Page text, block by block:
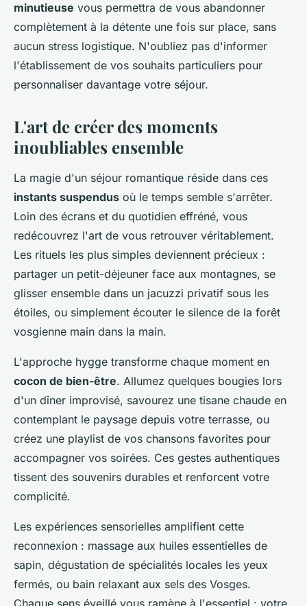
minutieuse vous permettra de vous abandonner
complètement à la détente une fois sur place, sans
aucun stress logistique. N'oubliez pas d'informer
l'établissement de vos souhaits particuliers pour
personnaliser davantage votre séjour.
L'art de créer des moments
inoubliables ensemble
La magie d'un séjour romantique réside dans ces
instants suspendus où le temps semble s'arrêter.
Loin des écrans et du quotidien effréné, vous
redécouvrez l'art de vous retrouver véritablement.
Les rituels les plus simples deviennent précieux :
partager un petit-déjeuner face aux montagnes, se
glisser ensemble dans un jacuzzi privatif sous les
étoiles, ou simplement écouter le silence de la forêt
vosgienne main dans la main.
L'approche hygge transforme chaque moment en
cocon de bien-être. Allumez quelques bougies lors
d'un dîner improvisé, savourez une tisane chaude en
contemplant le paysage depuis votre terrasse, ou
créez une playlist de vos chansons favorites pour
accompagner vos soirées. Ces gestes authentiques
tissent des souvenirs durables et renforcent votre
complicité.
Les expériences sensorielles amplifient cette
reconnexion : massage aux huiles essentielles de
sapin, dégustation de spécialités locales les yeux
fermés, ou bain relaxant aux sels des Vosges.
Chaque sens éveillé vous ramène à l'essentiel : votre